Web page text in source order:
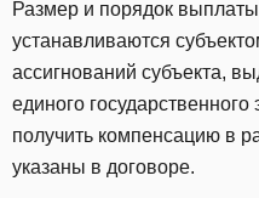
Размер и порядок
устанавливаются
ассигнований субъекта,
единого
получить компенсацию в
указаны в договоре.